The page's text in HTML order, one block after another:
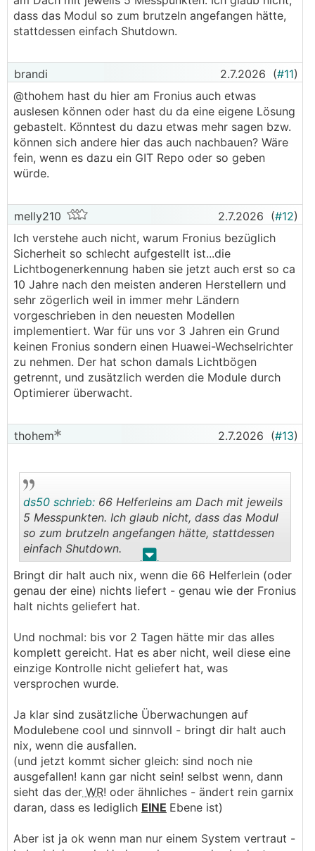
Nachdenken anregen, dass, wenn es das eigene
(oder fremdes) Können erlauben, es durchaus
überprüfen
dass das Modul so zum brutzeln angefangen hätte,
stattdessen einfach Shutdown.
brandi 2.7.2026 (#11)
@thohem hast du hier am Fronius auch etwas
auslesen können oder hast du da eine eigene Lösung
gebastelt. Könntest du dazu etwas mehr sagen bzw.
können sich andere hier das auch nachbauen? Wäre
fein, wenn es dazu ein GIT Repo oder so geben
würde.
melly210 2.7.2026 (#12)
Ich verstehe auch nicht, warum Fronius bezüglich
Sicherheit so schlecht aufgestellt ist...die
Lichtbogenerkennung haben sie jetzt auch erst so ca
10 Jahre nach den meisten anderen Herstellern und
sehr zögerlich weil in immer mehr Ländern
vorgeschrieben in den neuesten Modellen
implementiert. War für uns vor 3 Jahren ein Grund
keinen Fronius sondern einen Huawei-Wechselrichter
zu nehmen. Der hat schon damals Lichtbögen
getrennt, und zusätzlich werden die Module durch
Optimierer überwacht.
thohem 2.7.2026 (#13)
. .
ds50 schrieb: 66 Helferleins am Dach mit jeweils
5 Messpunkten. Ich glaub nicht, dass das Modul
so zum brutzeln angefangen hätte, stattdessen
einfach Shutdown.
Bringt dir halt auch nix, wenn die 66 Helferlein (oder
genau der eine) nichts liefert - genau wie der Fronius
halt nichts geliefert hat.
Und nochmal: bis vor 2 Tagen hätte mir das alles
komplett gereicht. Hat es aber nicht, weil diese eine
einzige Kontrolle nicht geliefert hat, was
versprochen wurde.
Ja klar sind zusätzliche Überwachungen auf
Modulebene cool und sinnvoll - bringt dir halt auch
nix, wenn die ausfallen.
(und jetzt kommt sicher gleich: sind noch nie
ausgefallen! kann gar nicht sein! selbst wenn, dann
sieht das der WR! oder ähnliches - ändert rein garnix
daran, dass es lediglich EINE Ebene ist)
Aber ist ja ok wenn man nur einem System vertraut -